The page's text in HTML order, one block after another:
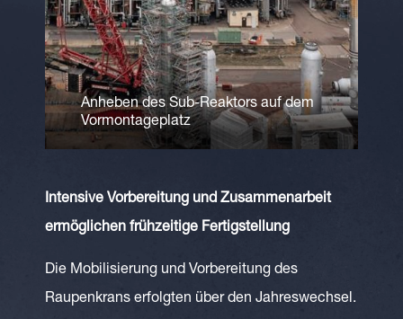
Anheben des Sub-Reaktors auf dem
Vormontageplatz
Intensive Vorbereitung und Zusammenarbeit
ermöglichen frühzeitige Fertigstellung
Die Mobilisierung und Vorbereitung des
Raupenkrans erfolgten über den Jahreswechsel.